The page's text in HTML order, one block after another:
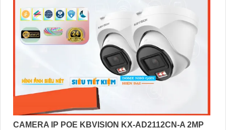
CAMERA IP POE KBVISION KX-AD2112CN-A 2MP